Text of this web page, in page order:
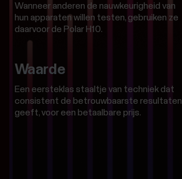
Wanneer anderen de nauwkeurigheid van
hun apparaten willen testen, gebruiken ze
daarvoor de Polar H10.
Waarde
Een eersteklas staaltje van techniek dat
consistent de betrouwbaarste resultaten
geeft, voor een betaalbare prijs.